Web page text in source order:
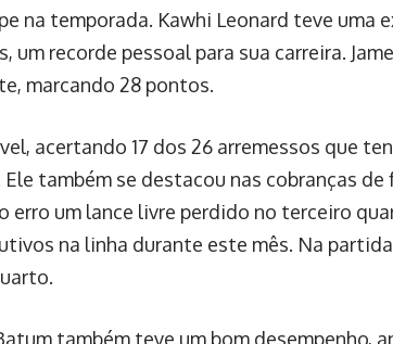
na temporada. Kawhi Leonard teve uma
recorde pessoal para sua carreira.
marcando 28 pontos.
acertando 17 dos 26 arremessos que
também se destacou nas cobranças de
erro um lance livre perdido no terceiro
na linha durante este mês. Na
também teve um bom desempenho,